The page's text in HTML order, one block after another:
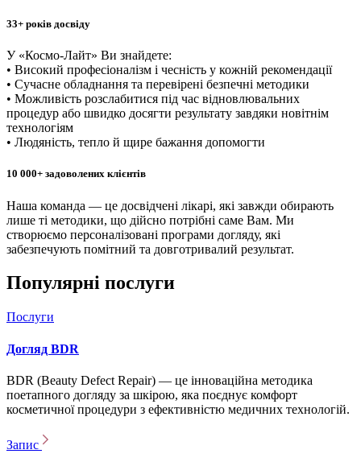
33+ років досвіду
У «Космо-Лайт» Ви знайдете:
• Високий професіоналізм і чесність у кожній рекомендації
• Сучасне обладнання та перевірені безпечні методики
• Можливість розслабитися під час відновлювальних
процедур або швидко досягти результату завдяки новітнім
технологіям
• Людяність, тепло й щире бажання допомогти
10 000+ задоволених клієнтів
Наша команда — це досвідчені лікарі, які завжди обирають
лише ті методики, що дійсно потрібні саме Вам. Ми
створюємо персоналізовані програми догляду, які
забезпечують помітний та довготривалий результат.
Популярні послуги
Послуги
Догляд BDR
BDR (Beauty Defect Repair) — це інноваційна методика
поетапного догляду за шкірою, яка поєднує комфорт
косметичної процедури з ефективністю медичних технологій.
Запис